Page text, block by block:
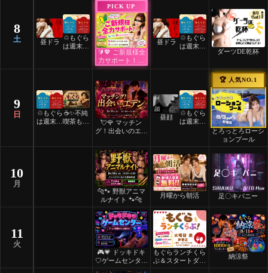
8
土 昼ドラ
♲もぐら
は週末祝
PICK UP
🔰💖 ご新規様全
力サポート！💖
🔰
昼ドラ
♲もぐら
は週末祝
ダーツDE乾杯
9
日
♲もぐら
は週末祝
☕️✨不純
喫茶もぐ
💘🌹 マッチン
グ！出会いのエデ
昼顔
♲もぐら
は週末祝
🏆 人気NO.1
とろっとろローシ
ョンプール
10
月
🐆🐾 野獣アニマ
ルナイト 🐾🐆
月曜から朝活 足〇キバニー
11
火
🎮💗 ドッキドキ
♡ゲームセンター
💗🎮
もぐらランチくら
ぶ＆スタートダッ
シュ
納涼祭